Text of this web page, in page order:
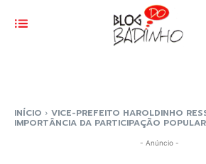
INÍCIO VICE-PREFEITO HAROLDINHO
IMPORTÂNCIA DA PARTICIPAÇÃO
- Anúncio -